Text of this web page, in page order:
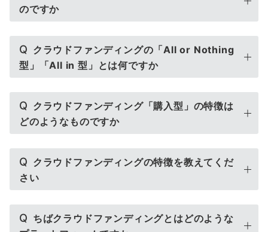
のですか
Q クラウドファンディングの「All or Nothing
型」「All in 型」とは何ですか
Q クラウドファンディング「購入型」の特徴は
どのようなものですか
Q クラウドファンディングの特徴を教えてくだ
さい
Q ちばクラウドファンディングとはどのような